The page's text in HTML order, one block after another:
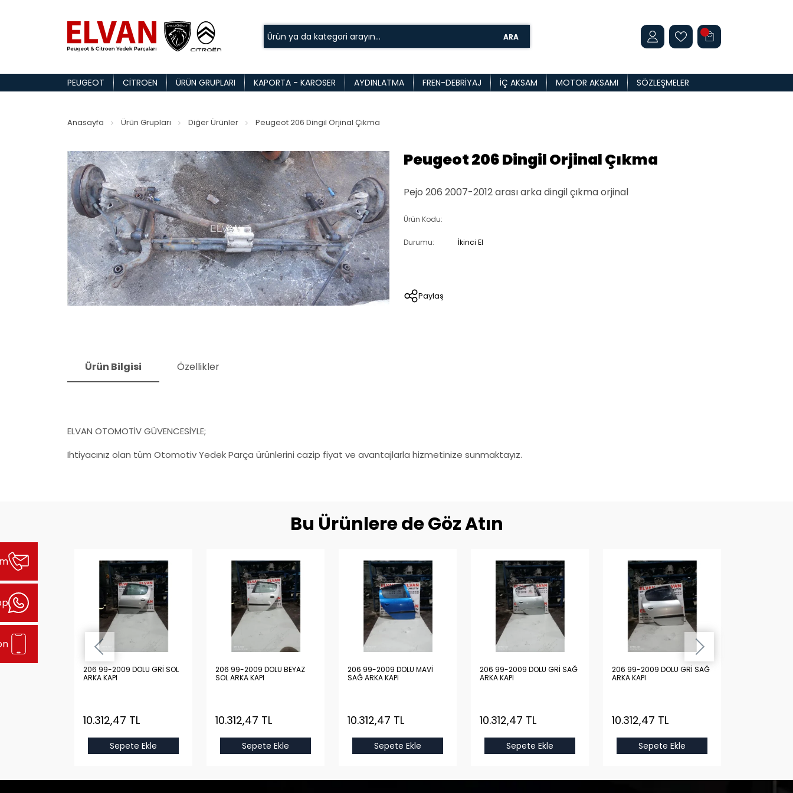
ARA
PEUGEOT CITROEN ÜRÜN GRUPLARI KAPORTA - KAROSER AYDINLATMA FREN-DEBRIYAJ İÇ AKSAM MOTOR AKSAMI SÖZLEŞMELER
Anasayfa Ürün Grupları Diğer Ürünler Peugeot 206 Dingil Orjinal Çıkma
Peugeot 206 Dingil Orjinal Çıkma
Pejo 206 2007-2012 arası arka dingil çıkma orjinal
Ürün Kodu:
Durumu: İkinci El
Paylaş
Ürün Bilgisi Özellikler
ELVAN OTOMOTİV GÜVENCESİYLE;
İhtiyacınız olan tüm Otomotiv Yedek Parça ürünlerini cazip fiyat ve avantajlarla hizmetinize sunmaktayız.
Bu Ürünlere de Göz Atın
206 99-2009 DOLU GRİ SOL
ARKA KAPI
10.312,47 TL
Sepete Ekle
206 99-2009 DOLU BEYAZ
SOL ARKA KAPI
10.312,47 TL
Sepete Ekle
206 99-2009 DOLU MAVİ
SAĞ ARKA KAPI
10.312,47 TL
Sepete Ekle
206 99-2009 DOLU GRİ SAĞ
ARKA KAPI
10.312,47 TL
Sepete Ekle
206 99-2009 DOLU GRİ SAĞ
ARKA KAPI
10.312,47 TL
Sepete Ekle